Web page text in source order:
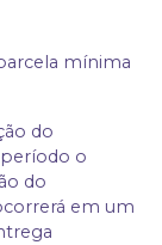
mínima
do
período o
do
em um